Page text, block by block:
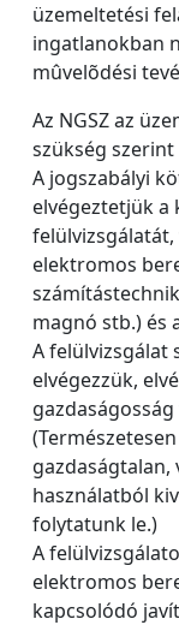
üzemeltetési
ingatlanokban
mûvelõdési
Az NGSZ az
szükség
A jogszabályi
elvégeztetjük a
elektromos
magnó stb.) és
A felülvizsgálat
elvégezzük,
gazdaságtalan,
használatból
folytatunk le.)
A
elektromos
kapcsolódó